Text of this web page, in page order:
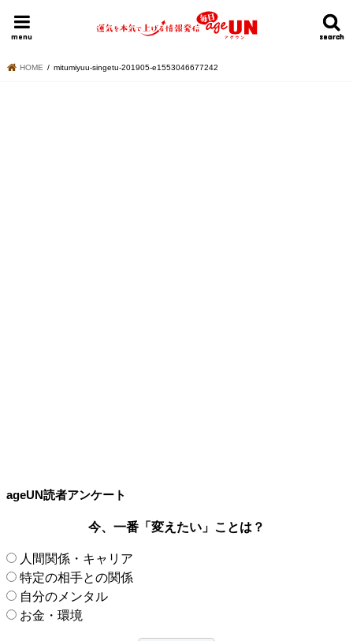
search
search
menu
HOME 明日の運勢ランキング 今週の運勢
HOME mitumiyuu-singetu-201905-e1553046677242
ageUN読者アンケート
今、一番「変えたい」ことは？
人間関係・キャリア
特定の相手との関係
自分のメンタル
お金・環境